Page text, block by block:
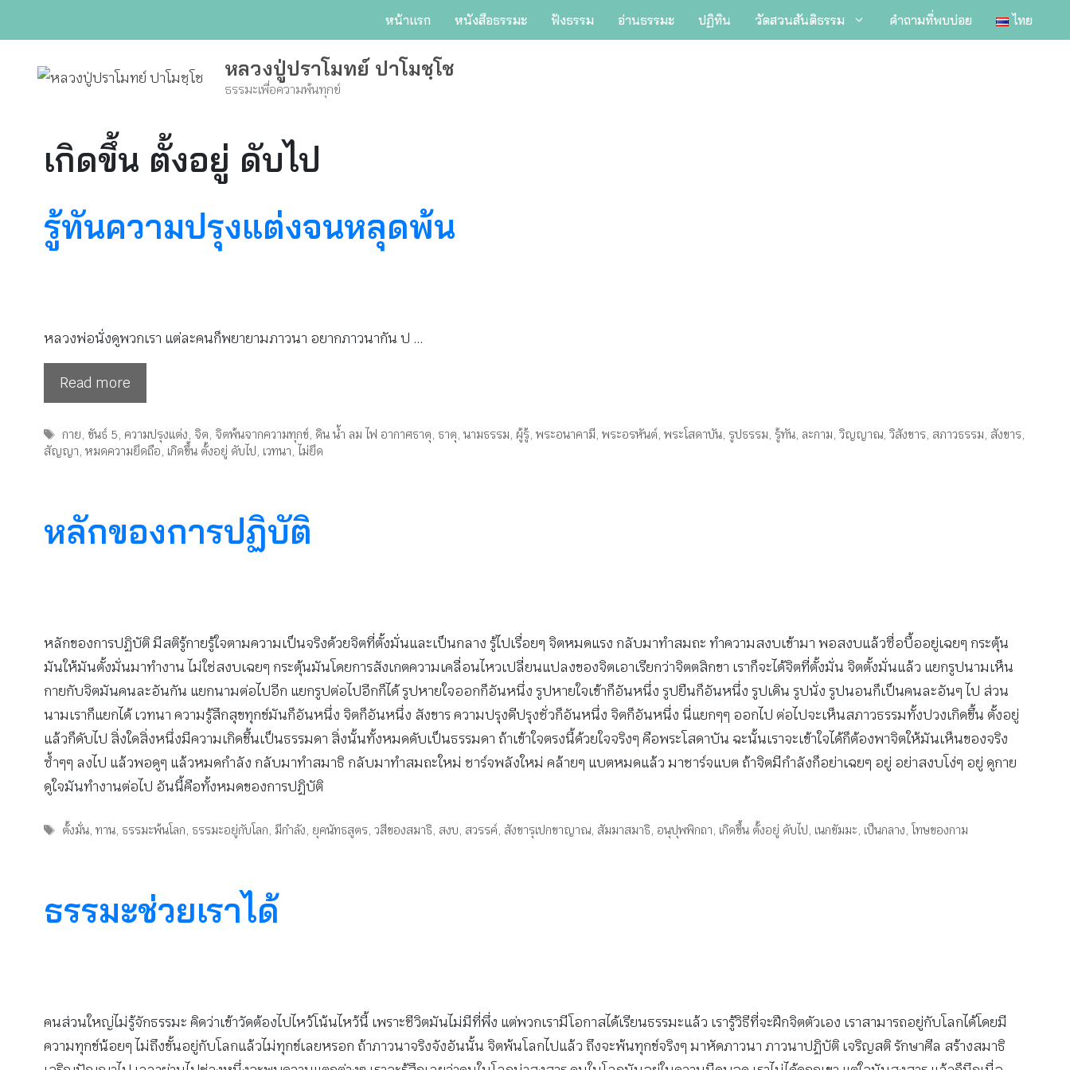
หน้าแรก หนังสือธรรมะ ฟังธรรม อ่านธรรมะ ปฏิทิน วัดสวนสันติธรรม คำถามที่พบบ่อย ไทย
หลวงปู่ปราโมทย์ ปาโมชฺโช
ธรรมะเพื่อความพ้นทุกข์
เกิดขึ้น ตั้งอยู่ ดับไป
รู้ทันความปรุงแต่งจนหลุดพ้น
หลวงพ่อนั่งดูพวกเรา แต่ละคนก็พยายามภาวนา อยากภาวนากัน ป …
Read more
Tags
กาย, ขันธ์ 5, ความปรุงแต่ง, จิต, จิตพ้นจากความทุกข์, ดิน น้ำ ลม ไฟ อากาศธาตุ, ธาตุ,นามธรรม, ผู้รู้,พระอนาคามี,พระอรหันต์,พระโสดาบัน, รูปธรรม, รู้ทัน, ละกาม,วิญญาณ,วิสังขาร, สภาวธรรม, สังขาร,
สัญญา, หมดความยึดถือ, เกิดขึ้น ตั้งอยู่ ดับไป, เวทนา, ไม่ยึด
หลักของการปฏิบัติ
หลักของการปฏิบัติ มีสติรู้กายรู้ใจตามความเป็นจริงด้วยจิตที่ตั้งมั่นและเป็นกลาง รู้ไปเรื่อยๆ จิตหมดแรง กลับมาทำสมถะ ทำความสงบเข้ามา พอสงบแล้วซื่อบื้ออยู่เฉยๆ กระตุ้น
มันให้มันตั้งมั่นมาทำงาน ไม่ใช่สงบเฉยๆ กระตุ้นมันโดยการสังเกตความเคลื่อนไหวเปลี่ยนแปลงของจิตเอาเรียกว่าจิตตสิกขา เราก็จะได้จิตที่ตั้งมั่น จิตตั้งมั่นแล้ว แยกรูปนามเห็น
กายกับจิตมันคนละอันกัน แยกนามต่อไปอีก แยกรูปต่อไปอีกก็ได้ รูปหายใจออกก็อันหนึ่ง รูปหายใจเข้าก็อันหนึ่ง รูปยืนก็อันหนึ่ง รูปเดิน รูปนั่ง รูปนอนก็เป็นคนละอันๆ ไป ส่วน
นามเราก็แยกได้ เวทนา ความรู้สึกสุขทุกข์มันก็อันหนึ่ง จิตก็อันหนึ่ง สังขาร ความปรุงดีปรุงชั่วก็อันหนึ่ง จิตก็อันหนึ่ง นี่แยกๆๆ ออกไป ต่อไปจะเห็นสภาวธรรมทั้งปวงเกิดขึ้น ตั้งอยู่
แล้วก็ดับไป สิ่งใดสิ่งหนึ่งมีความเกิดขึ้นเป็นธรรมดา สิ่งนั้นทั้งหมดดับเป็นธรรมดา ถ้าเข้าใจตรงนี้ด้วยใจจริงๆ คือพระโสดาบัน ฉะนั้นเราจะเข้าใจได้ก็ต้องพาจิตให้มันเห็นของจริง
ซ้ำๆๆ ลงไป แล้วพอดูๆ แล้วหมดกำลัง กลับมาทำสมาธิ กลับมาทำสมถะใหม่ ชาร์จพลังใหม่ คล้ายๆ แบตหมดแล้ว มาชาร์จแบต ถ้าจิตมีกำลังก็อย่าเฉยๆ อยู่ อย่าสงบโง่ๆ อยู่ ดูกาย
ดูใจมันทำงานต่อไป อันนี้คือทั้งหมดของการปฏิบัติ
Tags
ตั้งมั่น ,ทาน ธรรมะพ้นโลก ธรรมะอยู่กับโลก มีกำลัง ยุคนัทธสูตร ,วสีของสมาธิ สงบ สวรรค์ สังขารุเปกขาญาณ สัมมาสมาธิ อนุปุพพิกถา เกิดขึ้น ตั้งอยู่ ดับไป เนกขัมมะ เป็นกลาง ,โทษของกาม
ธรรมะช่วยเราได้
คนส่วนใหญ่ไม่รู้จักธรรมะ คิดว่าเข้าวัดต้องไปไหว้โน้นไหว้นี้ เพราะชีวิตมันไม่มีที่พึ่ง แต่พวกเรามีโอกาสได้เรียนธรรมะแล้ว เรารู้วิธีที่จะฝึกจิตตัวเอง เราสามารถอยู่กับโลกได้โดยมี
ความทุกข์น้อยๆ ไม่ถึงขั้นอยู่กับโลกแล้วไม่ทุกข์เลยหรอก ถ้าภาวนาจริงจังอันนั้น จิตพ้นโลกไปแล้ว ถึงจะพ้นทุกข์จริงๆ มาหัดภาวนา ภาวนาปฏิบัติ เจริญสติ รักษาศีล สร้างสมาธิ